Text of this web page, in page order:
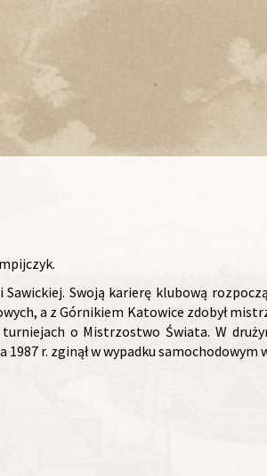
Swoją karierę klubową
a z Górnikiem Katowice zdobył
o Mistrzostwo Świata. W
r. zginął w wypadku samochodowym